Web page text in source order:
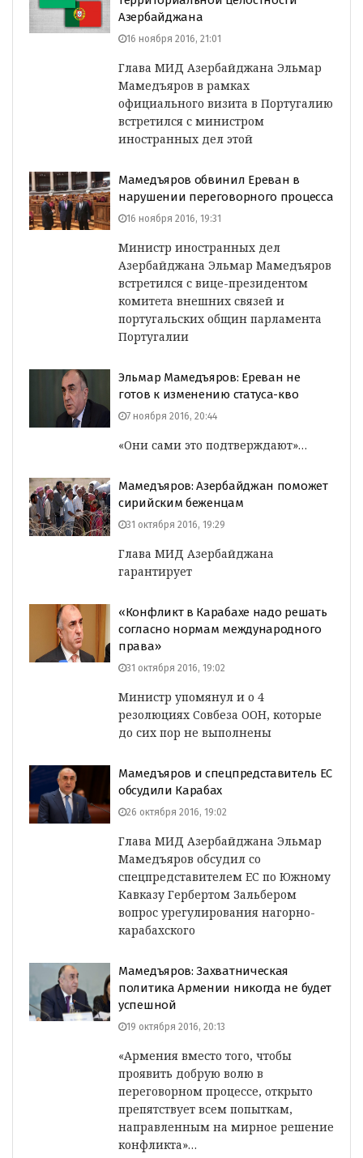
Азербайджана
16 ноября 2016, 21:01
Глава МИД Азербайджана Эльмар
Мамедъяров в рамках
официального визита в Португалию
встретился с министром
иностранных дел этой
Мамедъяров обвинил Ереван в
нарушении переговорного процесса
16 ноября 2016, 19:31
Министр иностранных дел
Азербайджана Эльмар Мамедъяров
встретился с вице-президентом
комитета внешних связей и
португальских общин парламента
Португалии
Эльмар Мамедъяров: Ереван не
готов к изменению статуса-кво
7 ноября 2016, 20:44
«Они сами это подтверждают»…
Мамедъяров: Азербайджан поможет
сирийским беженцам
31 октября 2016, 19:29
Глава МИД Азербайджана
гарантирует
«Конфликт в Карабахе надо решать
согласно нормам международного
права»
31 октября 2016, 19:02
Министр упомянул и о 4
резолюциях Совбеза ООН, которые
до сих пор не выполнены
Мамедъяров и спецпредставитель ЕС
обсудили Карабах
26 октября 2016, 19:02
Глава МИД Азербайджана Эльмар
Мамедъяров обсудил со
спецпредставителем ЕС по Южному
Кавказу Гербертом Зальбером
вопрос урегулирования нагорно-
карабахского
Мамедъяров: Захватническая
политика Армении никогда не будет
успешной
19 октября 2016, 20:13
«Армения вместо того, чтобы
проявить добрую волю в
переговорном процессе, открыто
препятствует всем попыткам,
направленным на мирное решение
конфликта»…